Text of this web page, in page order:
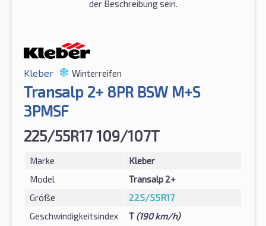
der Beschreibung sein.
Kleber Winterreifen
Transalp 2+ 8PR BSW M+S
3PMSF
225/55R17 109/107T
Marke
Kleber
Model
Transalp 2+
Größe
225/55R17
Geschwindigkeitsindex
T (190 km/h)